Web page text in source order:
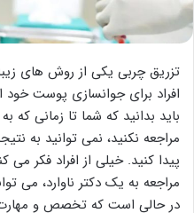
تزریق چربی یکی از روش های
افراد برای جوانسازی پوست خود
باید بدانید که شما تا زمانی که به
مراجعه نکنید، نمی توانید به
پیدا کنید. خیلی از افراد فکر می
مراجعه به یک دکتر ناوارد، می
در حالی است که تخصص و